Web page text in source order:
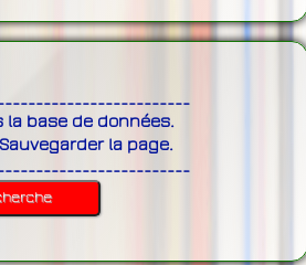
la base de données.
Sauvegarder la page.